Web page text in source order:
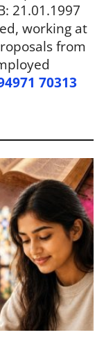
21.01.1997
working at
from
70313